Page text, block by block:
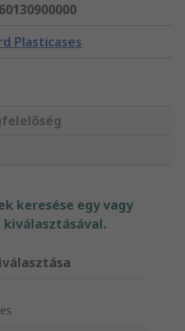
Plasticases
keresése egy vagy